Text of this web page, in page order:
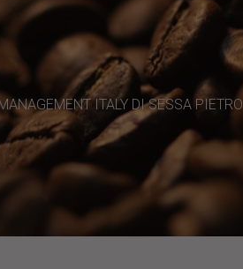
ITALY DI SESSA PIETRO